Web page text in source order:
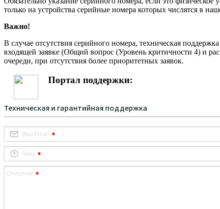
только на устройства серийные номера которых числятся в
Важно!
В случае отсутствия серийного номера, техническая
входящей заявке (Общий вопрос (Уровень критичности 4) и
очереди, при отсутствия более приоритетных заявок.
Портал поддержки: